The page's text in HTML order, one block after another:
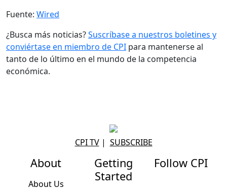
Fuente: Wired
¿Busca más noticias?Suscríbase a nuestros boletines y
conviértase en miembro de CPI para mantenerse al
tanto de lo último en el mundo de la competencia
económica.
CPI TV| SUBSCRIBE
About
About Us
Getting
Started
Follow CPI